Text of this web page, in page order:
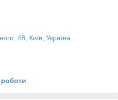
48, Київ, Україна
роботи